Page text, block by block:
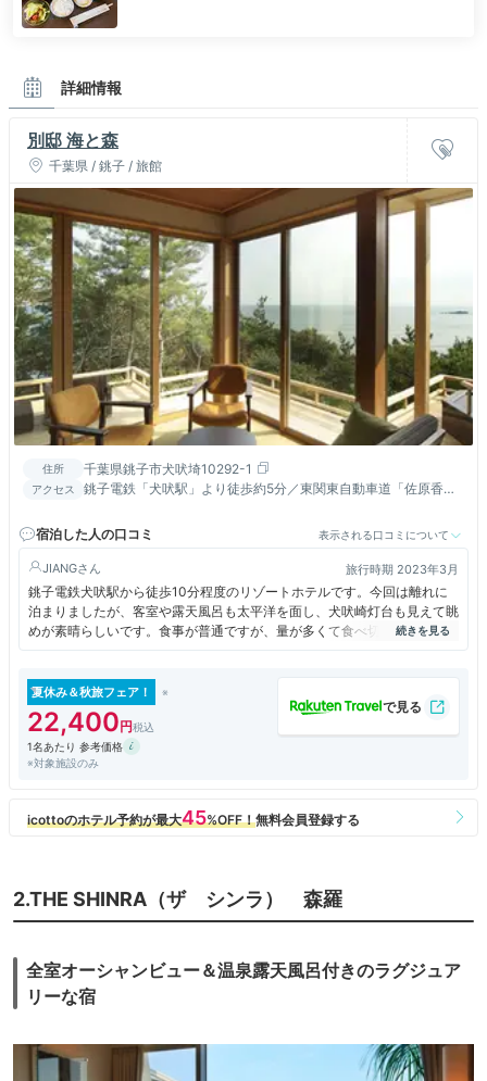
詳細情報
別邸 海と森
千葉県 / 銚子 / 旅館
住所 千葉県銚子市犬吠埼10292-1
アクセス
銚子電鉄「犬吠駅」より徒歩約5分／東関東自動車道「佐原香取
より国道126号線経由で約60分／東京駅八重洲中央口より京成バ
ス(高速バス)で約170分、「犬吠埼太陽の里」下車すぐ
宿泊した人の口コミ 表示される口コミについて
JIANG 旅行時期 2023年3月
銚子電鉄犬吠駅から徒歩10分程度のリゾートホテルです。今回は離れに
泊まりましたが、客室や露天風呂も太平洋を面し、犬吠崎灯台も見えて眺
めが素晴らしいです。食事が普通ですが、量が多くて食べ切れないほどあ
ります。
夏休み＆秋旅フェア！
22,400
1名あたり 参考価格
※対象施設のみ
2.THE SHINRA（ザ シンラ） 森羅
全室オーシャンビュー＆温泉露天風呂付きのラグジュア
リーな宿